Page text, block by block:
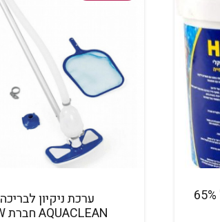
ערכת ניקיון לבריכה
AQUACLEAN חברת BW